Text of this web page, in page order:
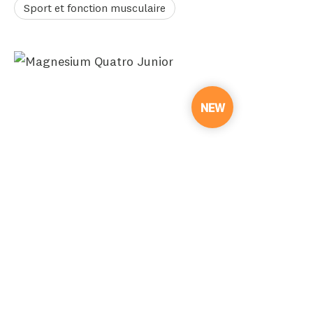
Sport et fonction musculaire
NEW